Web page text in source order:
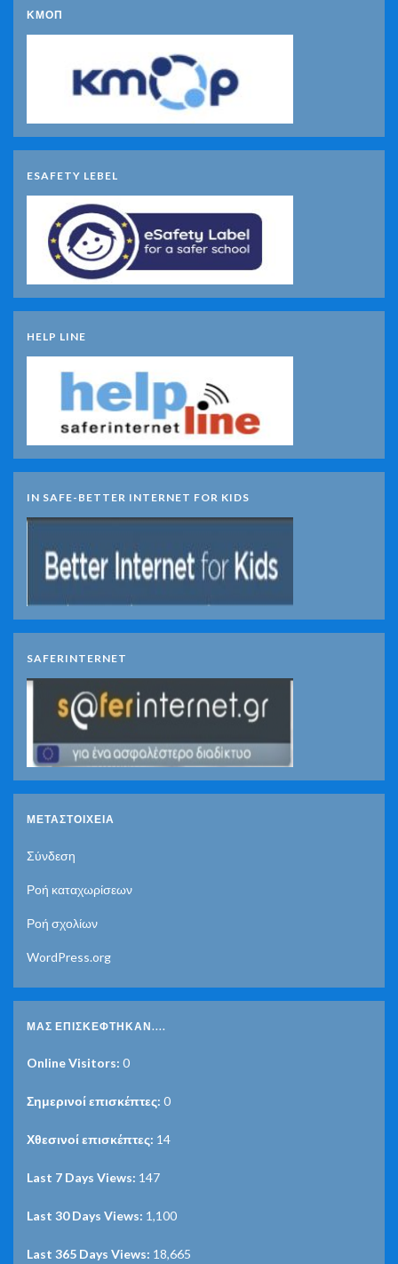
ΚΜΟΠ
ESAFETY LEBEL
HELP LINE
IN SAFE-BETTER INTERNET FOR KIDS
SAFERINTERNET
ΜΕΤΑΣΤΟΙΧΕΊΑ
Σύνδεση
Ροή καταχωρίσεων
Ροή σχολίων
WordPress.org
ΜΑΣ ΕΠΙΣΚΈΦΤΗΚΑΝ....
Online Visitors: 0
Σημερινοί επισκέπτες: 0
Χθεσινοί επισκέπτες: 14
Last 7 Days Views: 147
Last 30 Days Views: 1,100
Last 365 Days Views: 18,665